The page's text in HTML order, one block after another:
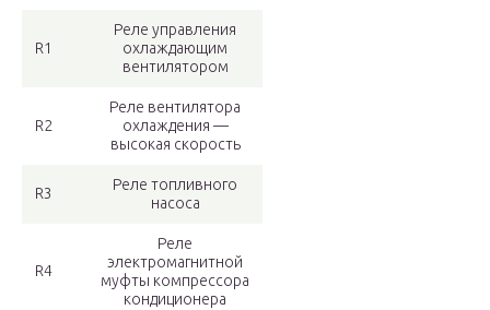
R1
Реле управления
охлаждающим
вентилятором
R2
Реле вентилятора
охлаждения —
высокая скорость
R3
Реле топливного
насоса
R4
Реле
электромагнитной
муфты компрессора
кондиционера